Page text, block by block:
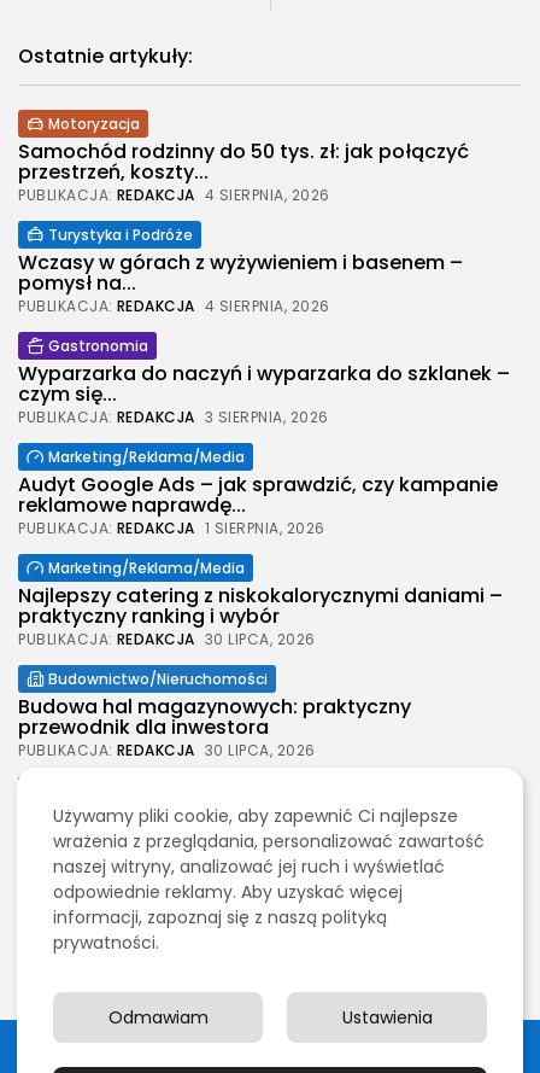
2026 Legolas Wszelkie prawa zastrzeżone.
Treści umieszczone na stronie chronione są
prawem autorskim.
Ostatnie artykuły:
Motoryzacja
Samochód rodzinny do 50 tys. zł: jak połączyć
przestrzeń, koszty...
PUBLIKACJA: REDAKCJA 4 SIERPNIA, 2026
Turystyka i Podróże
Wczasy w górach z wyżywieniem i basenem –
pomysł na...
PUBLIKACJA: REDAKCJA 4 SIERPNIA, 2026
Gastronomia
Wyparzarka do naczyń i wyparzarka do szklanek –
czym się...
PUBLIKACJA: REDAKCJA 3 SIERPNIA, 2026
Marketing/Reklama/Media
Audyt Google Ads – jak sprawdzić, czy kampanie
reklamowe naprawdę...
PUBLIKACJA: REDAKCJA 1 SIERPNIA, 2026
Marketing/Reklama/Media
Najlepszy catering z niskokalorycznymi daniami –
praktyczny ranking i wybór
PUBLIKACJA: REDAKCJA 30 LIPCA, 2026
Budownictwo/Nieruchomości
Budowa hal magazynowych: praktyczny
przewodnik dla inwestora
PUBLIKACJA: REDAKCJA 30 LIPCA, 2026
Jak wybrać spodenki męskie na każdą okazję
PUBLIKACJA: REDAKCJA 30 LIPCA, 2026
Budownictwo/Nieruchomości
Wynajem szalunków stropowych na budowie –
praktyczny wybór i realne...
PUBLIKACJA: REDAKCJA
Używamy pliki cookie, aby zapewnić Ci najlepsze
wrażenia z przeglądania, personalizować zawartość
naszej witryny, analizować jej ruch i wyświetlać
odpowiednie reklamy. Aby uzyskać więcej
informacji, zapoznaj się z naszą polityką
prywatności.
Ustawienia
Odmawiam